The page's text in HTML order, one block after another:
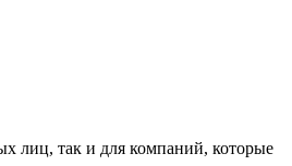
лиц, так и для компаний, которые